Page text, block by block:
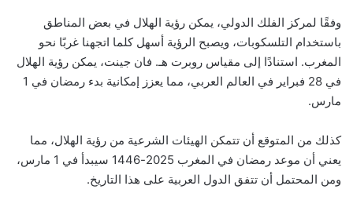
وفقًا لمركز الفلك الدولي، يمكن رؤية الهلال في بعض المناطق
باستخدام التلسكوبات، ويصبح الرؤية أسهل كلما اتجهنا غربًا نحو
المغرب. استنادًا إلى مقياس روبرت هـ. فان جينت، يمكن رؤية الهلال
في 28 فبراير في العالم العربي، مما يعزز إمكانية بدء رمضان في 1
مارس.
كذلك من المتوقع أن تتمكن الهيئات الشرعية من رؤية الهلال، مما
يعني أن موعد رمضان في المغرب 2025-1446 سيبدأ في 1 مارس،
ومن المحتمل أن تتفق الدول العربية على هذا التاريخ.